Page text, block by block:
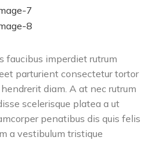
faucibus imperdiet rutrum
parturient consectetur tortor
diam. A at nec rutrum
scelerisque platea a ut
penatibus dis quis felis
a vestibulum tristique